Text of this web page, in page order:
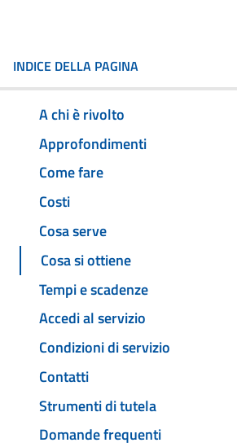
INDICE DELLA PAGINA
A chi è rivolto
Approfondimenti
Come fare
Costi
Cosa serve
Cosa si ottiene
Tempi e scadenze
Accedi al servizio
Condizioni di servizio
Contatti
Strumenti di tutela
Domande frequenti